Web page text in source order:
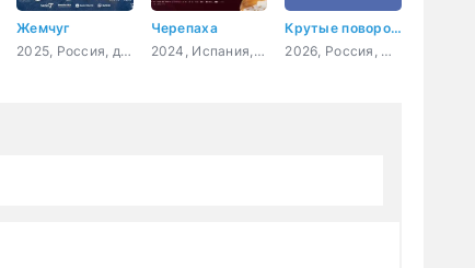
Жемчуг
2025, Россия, драма, комедия, семейный
Черепаха
2024, Испания, Чили, драма
Крутые повороты
2026, Россия, мелодрама